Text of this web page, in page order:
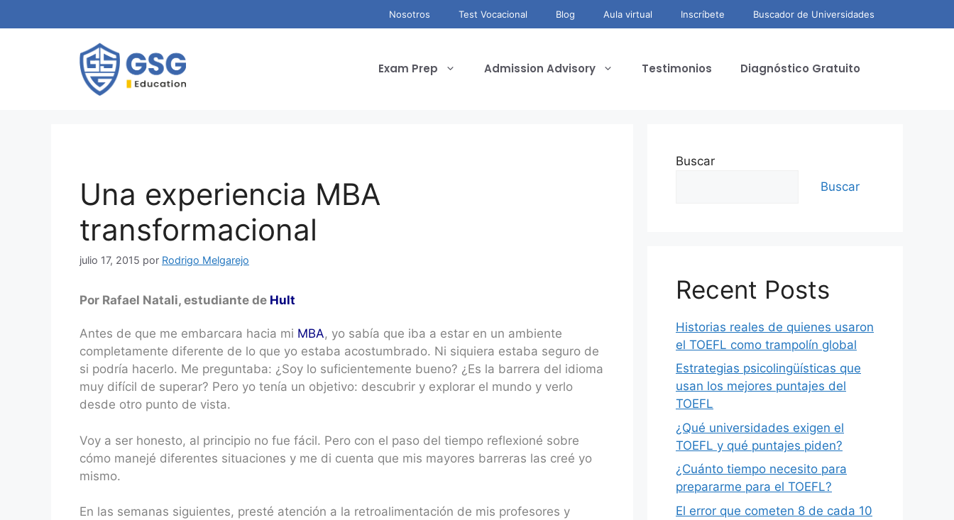
Nosotros Test Vocacional Blog Aula virtual Inscríbete Buscador de Universidades
Exam Prep Admission Advisory Testimonios Diagnóstico Gratuito
Una experiencia MBA
transformacional
julio 17, 2015 por Rodrigo Melgarejo
Por Rafael Natali, estudiante de Hult
Antes de que me embarcara hacia mi MBA, yo sabía que iba a estar en un ambiente
completamente diferente de lo que yo estaba acostumbrado. Ni siquiera estaba seguro de
si podría hacerlo. Me preguntaba: ¿Soy lo suficientemente bueno? ¿Es la barrera del idioma
muy difícil de superar? Pero yo tenía un objetivo: descubrir y explorar el mundo y verlo
desde otro punto de vista.
Voy a ser honesto, al principio no fue fácil. Pero con el paso del tiempo reflexioné sobre
cómo manejé diferentes situaciones y me di cuenta que mis mayores barreras las creé yo
mismo.
En las semanas siguientes, presté atención a la retroalimentación de mis profesores y
Buscar
Buscar
Recent Posts
Historias reales de quienes usaron
el TOEFL como trampolín global
Estrategias psicolingüísticas que
usan los mejores puntajes del
TOEFL
¿Qué universidades exigen el
TOEFL y qué puntajes piden?
¿Cuánto tiempo necesito para
prepararme para el TOEFL?
El error que cometen 8 de cada 10